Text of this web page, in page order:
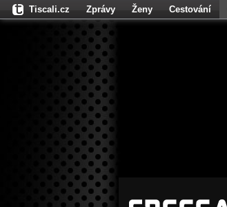
Tiscali.cz Zprávy Ženy Cestování
Fights.cz